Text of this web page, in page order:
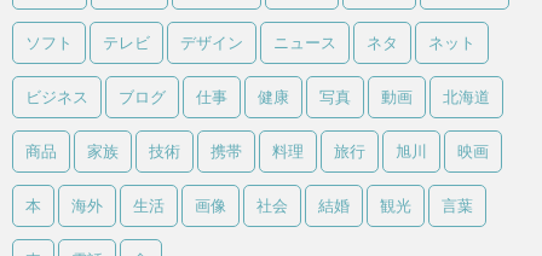
ソフト テレビ デザイン ニュース ネタ ネット
ビジネス ブログ 仕事 健康 写真 動画 北海道
商品 家族 技術 携帯 料理 旅行 旭川 映画
本 海外 生活 画像 社会 結婚 観光 言葉